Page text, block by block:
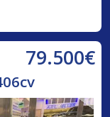
79.500€